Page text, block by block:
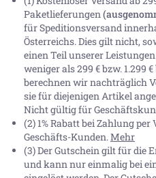
Paketlieferungen
für Speditionsversand
Österreichs. Dies gilt nicht,
einen Teil unserer
weniger als 299 € bzw. 1.299
berechnen wir nachträglich
sie für diejenigen Artikel
Nicht gültig für
(2) 1% Rabatt bei Zahlung
Geschäfts-Kunden.Mehr
(3) Der Gutschein gilt für die
und kann nur einmalig bei